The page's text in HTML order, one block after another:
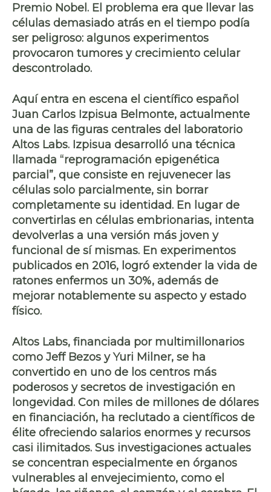
Premio Nobel. El problema era que llevar las
células demasiado atrás en el tiempo podía
ser peligroso: algunos experimentos
provocaron tumores y crecimiento celular
descontrolado.
Aquí entra en escena el científico español
Juan Carlos Izpisua Belmonte, actualmente
una de las figuras centrales del laboratorio
Altos Labs. Izpisua desarrolló una técnica
llamada “reprogramación epigenética
parcial”, que consiste en rejuvenecer las
células solo parcialmente, sin borrar
completamente su identidad. En lugar de
convertirlas en células embrionarias, intenta
devolverlas a una versión más joven y
funcional de sí mismas. En experimentos
publicados en 2016, logró extender la vida de
ratones enfermos un 30%, además de
mejorar notablemente su aspecto y estado
físico.
Altos Labs, financiada por multimillonarios
como Jeff Bezos y Yuri Milner, se ha
convertido en uno de los centros más
poderosos y secretos de investigación en
longevidad. Con miles de millones de dólares
en financiación, ha reclutado a científicos de
élite ofreciendo salarios enormes y recursos
casi ilimitados. Sus investigaciones actuales
se concentran especialmente en órganos
vulnerables al envejecimiento, como el